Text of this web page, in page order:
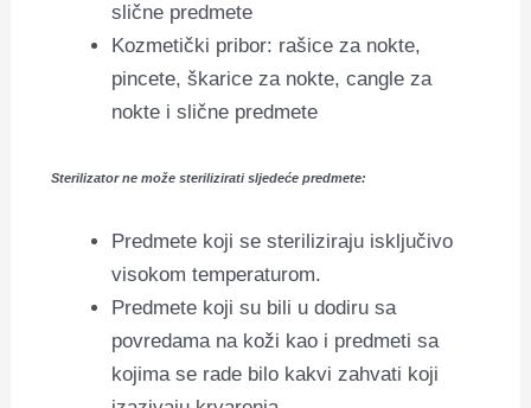
slične predmete
Kozmetički pribor: rašice za nokte,
pincete, škarice za nokte, cangle za
nokte i slične predmete
Sterilizator ne može sterilizirati sljedeće predmete:
Predmete koji se steriliziraju isključivo
visokom temperaturom.
Predmete koji su bili u dodiru sa
povredama na koži kao i predmeti sa
kojima se rade bilo kakvi zahvati koji